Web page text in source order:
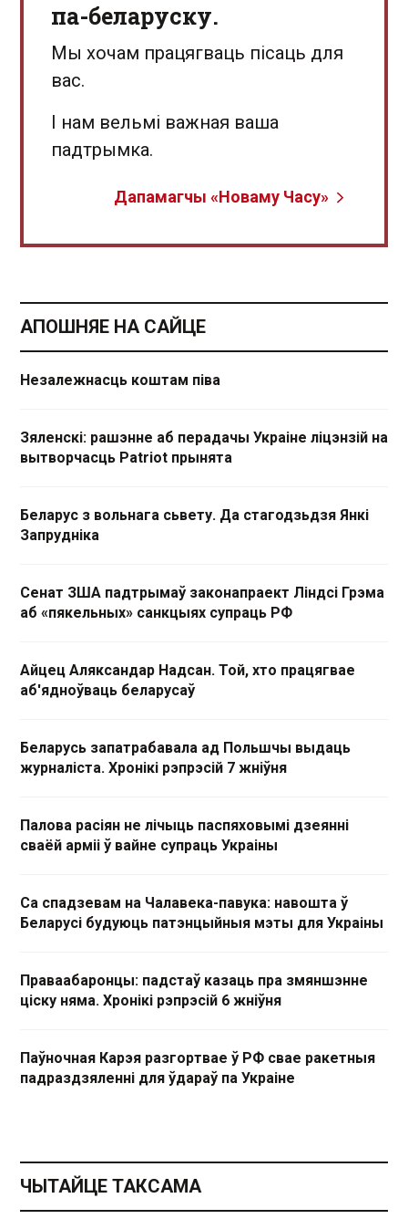
па-беларуску.
Мы хочам працягваць пісаць для
вас.
І нам вельмі важная ваша
падтрымка.
Дапамагчы «Новаму Часу»
АПОШНЯЕ НА САЙЦЕ
Незалежнасць коштам піва
Зяленскі: рашэнне аб перадачы Украіне ліцэнзій на
вытворчасць Patriot прынята
Беларус з вольнага сьвету. Да стагодзьдзя Янкі
Запрудніка
Сенат ЗША падтрымаў законапраект Ліндсі Грэма
аб «пякельных» санкцыях супраць РФ
Айцец Аляксандар Надсан. Той, хто працягвае
аб'ядноўваць беларусаў
Беларусь запатрабавала ад Польшчы выдаць
журналіста. Хронікі рэпрэсій 7 жніўня
Палова расіян не лічыць паспяховымі дзеянні
сваёй арміі ў вайне супраць Украіны
Са спадзевам на Чалавека-павука: навошта ў
Беларусі будуюць патэнцыйныя мэты для Украіны
Праваабаронцы: падстаў казаць пра змяншэнне
ціску няма. Хронікі рэпрэсій 6 жніўня
Паўночная Карэя разгортвае ў РФ свае ракетныя
падраздзяленні для ўдараў па Украіне
ЧЫТАЙЦЕ ТАКСАМА